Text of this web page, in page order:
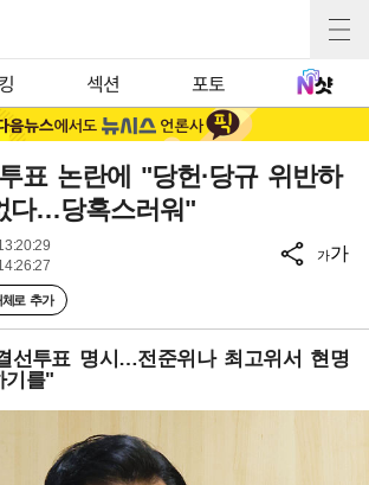
섹션 포토
표 논란에 "당헌·당규 위반하
다…당혹스러워"
로 추가
가가
선투표 명시…전준위나 최고위서 현명
기를"